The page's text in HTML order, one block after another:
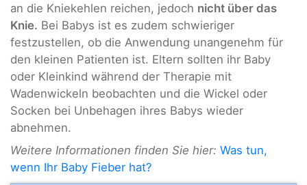
an die Kniekehlen reichen, jedoch nicht über das
Knie. Bei Babys ist es zudem schwieriger
festzustellen, ob die Anwendung unangenehm für
den kleinen Patienten ist. Eltern sollten ihr Baby
oder Kleinkind während der Therapie mit
Wadenwickeln beobachten und die Wickel oder
Socken bei Unbehagen ihres Babys wieder
abnehmen.
Weitere Informationen finden Sie hier: Was tun,
wenn Ihr Baby Fieber hat?